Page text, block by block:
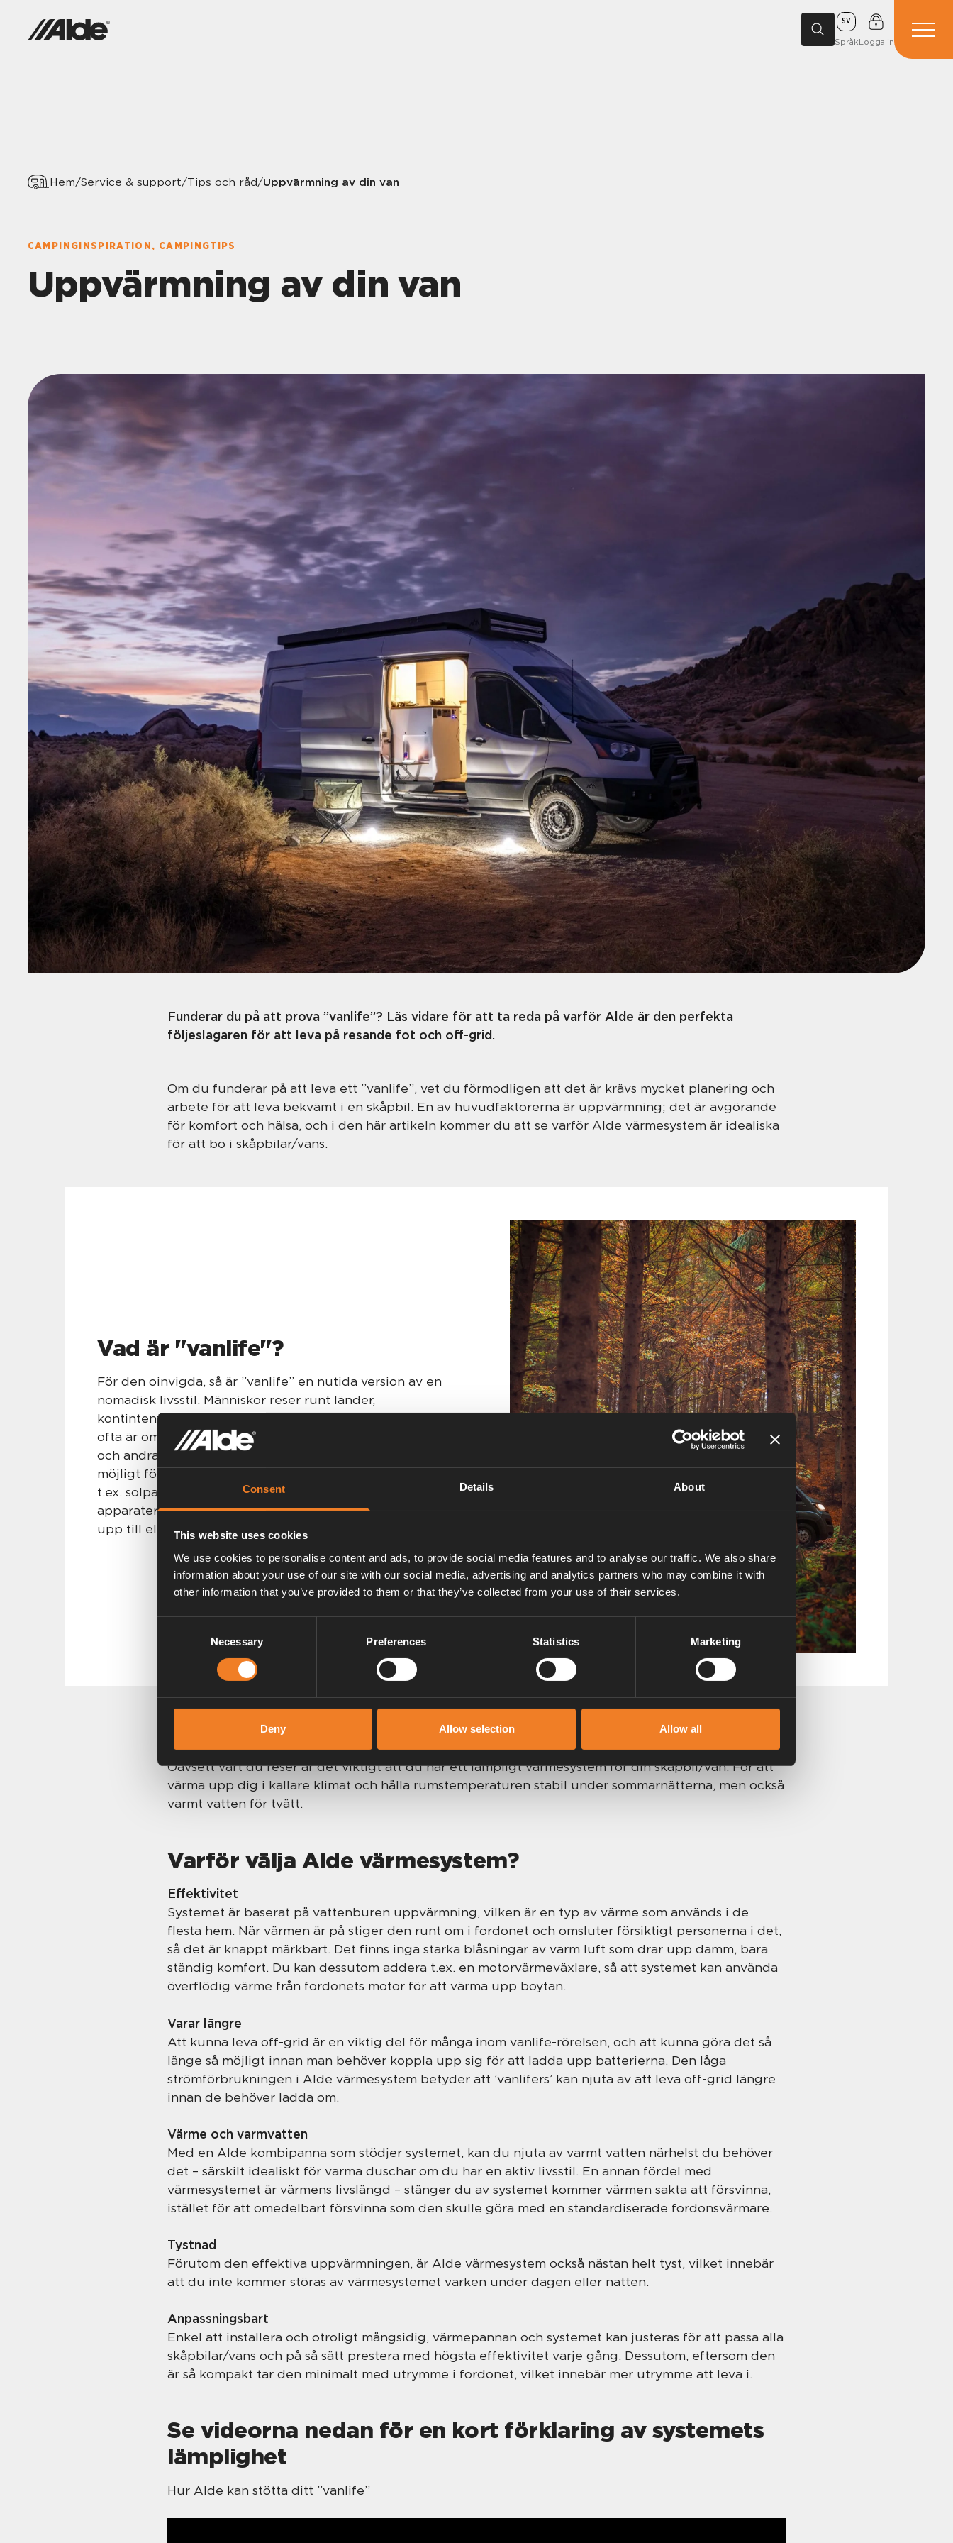
Consent Details About
This website uses cookies
We use cookies to personalise content and ads, to provide social media features and to analyse our traffic. We also share
information about your use of our site with our social media, advertising and analytics partners who may combine it with
other information that you’ve provided to them or that they’ve collected from your use of their services.
Necessary Preferences Statistics Marketing
Deny Allow selection Allow all
SV
SpråkLogga in
Hem/Service & support/Tips och råd/Uppvärmning av din van
CAMPINGINSPIRATION, CAMPINGTIPS
Uppvärmning av din van
Funderar du på att prova ”vanlife”? Läs vidare för att ta reda på varför Alde är den perfekta
följeslagaren för att leva på resande fot och off-grid.
Om du funderar på att leva ett ”vanlife”, vet du förmodligen att det är krävs mycket planering och
arbete för att leva bekvämt i en skåpbil. En av huvudfaktorerna är uppvärmning; det är avgörande
för komfort och hälsa, och i den här artikeln kommer du att se varför Alde värmesystem är idealiska
för att bo i skåpbilar/vans.
Vad är "vanlife"?
För den oinvigda, så är ”vanlife” en nutida version av en
nomadisk livsstil. Människor reser runt länder,
kontintenter och till och med världen i sina vans, vilka
ofta är ombyggda för att inkludera sängar, kök, duschar
och andra moderna bekvämligheter. Det gör det också
möjligt för människor att leva ”off-grid”, med hjälp av
t.ex. solpaneler för att ladda batterier och elektriska
apparater, samt glykol för värme istället för att koppla
upp till elnätet vi använder i våra fasta bostäder.
Vikten av uppvärmning
Oavsett vart du reser är det viktigt att du har ett lämpligt värmesystem för din skåpbil/van.För att
värma upp dig i kallare klimat och hålla rumstemperaturen stabil under sommarnätterna, men också
varmt vatten för tvätt.
Varför välja Alde värmesystem?
Effektivitet
Systemet är baserat på vattenburen uppvärmning, vilken är en typ av värme som används i de
flesta hem. När värmen är på stiger den runt om i fordonet och omsluter försiktigt personerna i det,
så det är knappt märkbart. Det finns inga starka blåsningar av varm luft som drar upp damm, bara
ständig komfort. Du kan dessutom addera t.ex. en motorvärmeväxlare, så att systemet kan använda
överflödig värme från fordonets motor för att värma upp boytan.
Varar längre
Att kunna leva off-grid är en viktig del för många inom vanlife-rörelsen, och att kunna göra det så
länge så möjligt innan man behöver koppla upp sig för att ladda upp batterierna. Den låga
strömförbrukningen i Alde värmesystem betyder att ’vanlifers’ kan njuta av att leva off-grid längre
innan de behöver ladda om.
Värme och varmvatten
Med en Alde kombipanna som stödjer systemet, kan du njuta av varmt vatten närhelst du behöver
det – särskilt idealiskt för varma duschar om du har en aktiv livsstil. En annan fördel med
värmesystemet är värmens livslängd – stänger du av systemet kommer värmen sakta att försvinna,
istället för att omedelbart försvinna som den skulle göra med en standardiserade fordonsvärmare.
Tystnad
Förutom den effektiva uppvärmningen, är Alde värmesystem också nästan helt tyst, vilket innebär
att du inte kommer störas av värmesystemet varken under dagen eller natten.
Anpassningsbart
Enkel att installera och otroligt mångsidig, värmepannan och systemet kan justeras för att passa alla
skåpbilar/vans och på så sätt prestera med högsta effektivitet varje gång. Dessutom, eftersom den
är så kompakt tar den minimalt med utrymme i fordonet, vilket innebär mer utrymme att leva i.
Se videorna nedan för en kort förklaring av systemets
lämplighet
Hur Alde kan stötta ditt ”vanlife”